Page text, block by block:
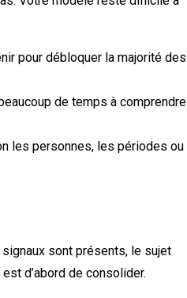
pour débloquer la majorité des
de temps à comprendre
les personnes, les périodes ou
sont présents, le sujet
d’abord de consolider.